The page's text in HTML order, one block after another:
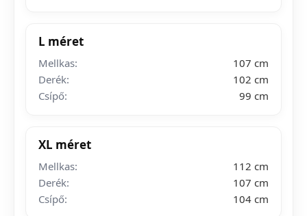
L méret
Mellkas:
107 cm
Derék:
102 cm
Csípő:
99 cm
XL méret
Mellkas:
112 cm
Derék:
107 cm
Csípő:
104 cm